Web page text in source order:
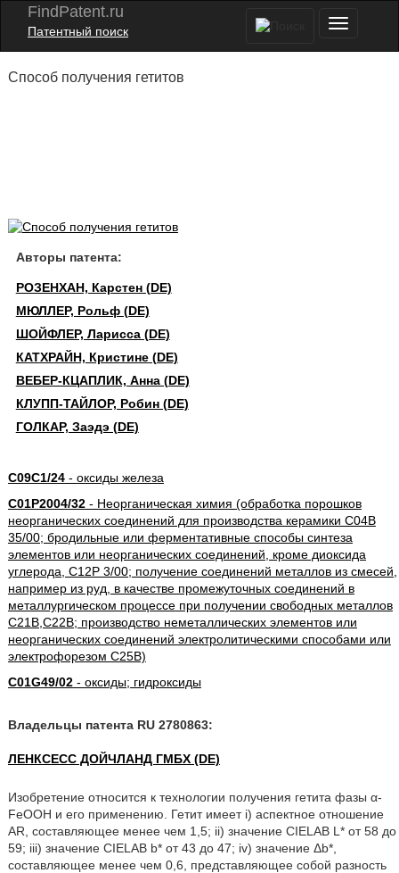
FindPatent.ru
Патентный поиск
Способ получения гетитов
Авторы патента:
РОЗЕНХАН, Карстен (DE)
МЮЛЛЕР, Рольф (DE)
ШОЙФЛЕР, Ларисса (DE)
КАТХРАЙН, Кристине (DE)
ВЕБЕР-КЦАПЛИК, Анна (DE)
КЛУПП-ТАЙЛОР, Робин (DE)
ГОЛКАР, Заэдэ (DE)
C09C1/24- оксиды железа
C01P2004/32- Неорганическая химия (обработка порошков
неорганических соединений для производства керамики C04B
35/00; бродильные или ферментативные способы синтеза
элементов или неорганических соединений, кроме диоксида
углерода, C12P 3/00; получение соединений металлов из смесей,
например из руд, в качестве промежуточных соединений в
металлургическом процессе при получении свободных металлов
C21B,C22B; производство неметаллических элементов или
неорганических соединений электролитическими способами или
электрофорезом C25B)
C01G49/02- оксиды; гидроксиды
Владельцы патента RU 2780863:
ЛЕНКСЕСС ДОЙЧЛАНД ГМБХ (DE)
Изобретение относится к технологии получения гетита фазы α-
FeOOH и его применению. Гетит имеет i) аспектное отношение
AR, составляющее менее чем 1,5; ii) значение CIELAB L* от 58 до
59; iii) значение CIELAB b* от 43 до 47; iv) значение Δb*,
составляющее менее чем 0,6, представляющее собой разность